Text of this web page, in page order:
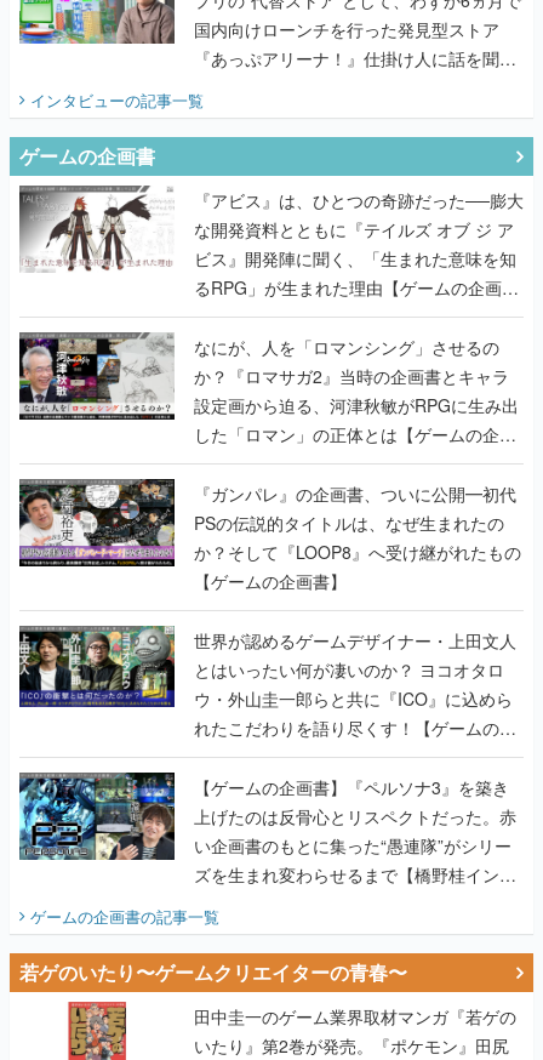
国内向けローンチを行った発見型ストア
『あっぷアリーナ！』仕掛け人に話を聞い
インタビューの記事一覧
ゲームの企画書
『アビス』は、ひとつの奇跡だった──膨大
な開発資料とともに『テイルズ オブ ジ ア
ビス』開発陣に聞く、「生まれた意味を知
るRPG」が生まれた理由【ゲームの企画
書】
なにが、人を「ロマンシング」させるの
か？『ロマサガ2』当時の企画書とキャラ
設定画から迫る、河津秋敏がRPGに生み出
した「ロマン」の正体とは【ゲームの企画
書】
『ガンパレ』の企画書、ついに公開━初代
PSの伝説的タイトルは、なぜ生まれたの
か？そして『LOOP8』へ受け継がれたもの
【ゲームの企画書】
世界が認めるゲームデザイナー・上田文人
とはいったい何が凄いのか？ ヨコオタロ
ウ・外山圭一郎らと共に『ICO』に込めら
れたこだわりを語り尽くす！【ゲームの企
画書】
【ゲームの企画書】『ペルソナ3』を築き
上げたのは反骨心とリスペクトだった。赤
い企画書のもとに集った“愚連隊”がシリー
ズを生まれ変わらせるまで【橋野桂インタ
ゲームの企画書の記事一覧
若ゲのいたり〜ゲームクリエイターの青春〜
田中圭一のゲーム業界取材マンガ『若ゲの
いたり』第2巻が発売。『ポケモン』田尻